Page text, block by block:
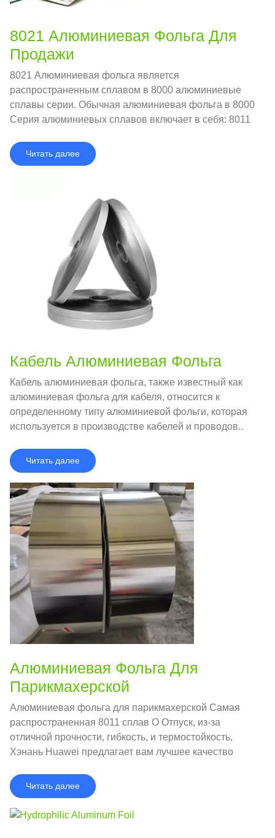
8021 Алюминиевая Фольга Для
Продажи
8021 Алюминиевая фольга является
распространенным сплавом в 8000 алюминиевые
сплавы серии. Обычная алюминиевая фольга в 8000
Серия алюминиевых сплавов включает в себя: 8011
Читать далее
Кабель Алюминиевая Фольга
Кабель алюминиевая фольга, также известный как
алюминиевая фольга для кабеля, относится к
определенному типу алюминиевой фольги, которая
используется в производстве кабелей и проводов..
Читать далее
Алюминиевая Фольга Для
Парикмахерской
Алюминиевая фольга для парикмахерской Самая
распространенная 8011 сплав O Отпуск, из-за
отличной прочности, гибкость, и термостойкость,
Хэнань Huawei предлагает вам лучшее качество
Читать далее